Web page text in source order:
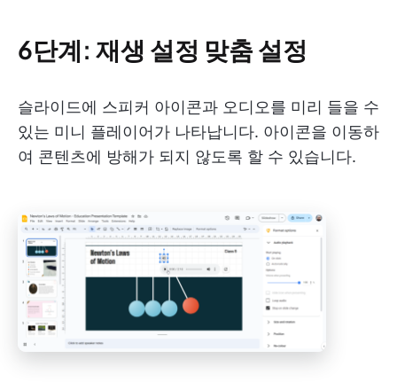
6단계: 재생 설정 맞춤 설정
슬라이드에 스피커 아이콘과 오디오를 미리 들을 수
있는 미니 플레이어가 나타납니다. 아이콘을 이동하
여 콘텐츠에 방해가 되지 않도록 할 수 있습니다.